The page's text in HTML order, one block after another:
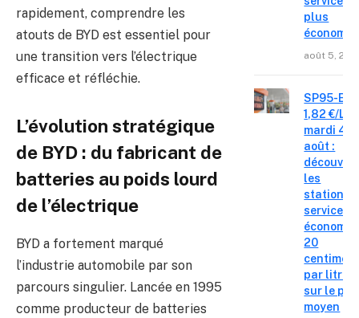
rapidement, comprendre les
atouts de BYD est essentiel pour
une transition vers l’électrique
efficace et réfléchie.
L’évolution stratégique
de BYD : du fabricant de
batteries au poids lourd
de l’électrique
BYD a fortement marqué
l’industrie automobile par son
parcours singulier. Lancée en 1995
comme producteur de batteries
plus
août 5,
SP95-E10
1,82 €/L
mardi 4
août :
les
stations-
service où
20
centimes
par litre
sur le prix
moyen